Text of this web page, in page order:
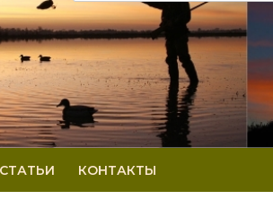
СТАТЬИ КОНТАКТЫ